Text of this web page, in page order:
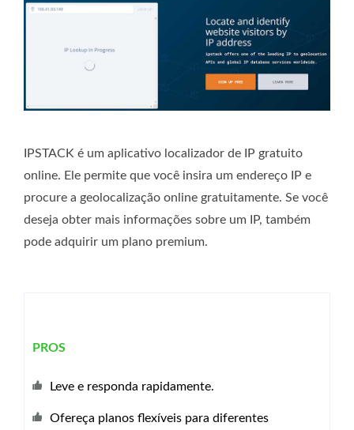
IPSTACK é um aplicativo localizador de IP gratuito
online. Ele permite que você insira um endereço IP e
procure a geolocalização online gratuitamente. Se você
deseja obter mais informações sobre um IP, também
pode adquirir um plano premium.
PROS
Leve e responda rapidamente.
Ofereça planos flexíveis para diferentes